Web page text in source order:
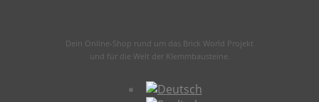
Dein Online-Shop rund um das Brick World Projekt
und für die Welt der Klemmbausteine.